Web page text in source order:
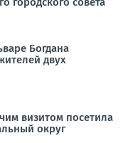
Богдана
двух
визитом посетила
округ